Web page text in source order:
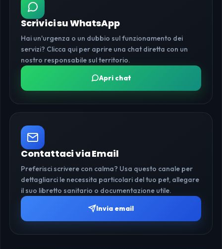
Scrivici su WhatsApp
Hai un'urgenza o un dubbio sul funzionamento dei
servizi? Clicca qui per aprire una chat diretta con un
nostro responsabile sul territorio.
Apri chat
Contattaci via Email
Preferisci scrivere con calma? Usa questo canale per
dettagliarci le necessita particolari del tuo pet, allegare
il suo libretto sanitario o documentazione utile.
Invia email